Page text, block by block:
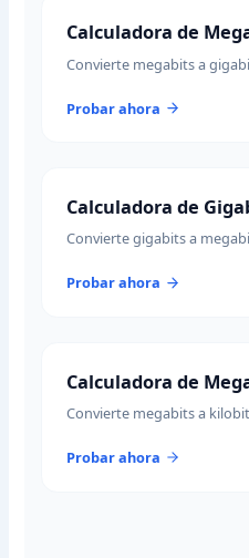
Calculadora de
Convierte megabits a
Probar ahora
Calculadora de
Convierte gigabits a
Probar ahora
Calculadora de
Convierte megabits a
Probar ahora